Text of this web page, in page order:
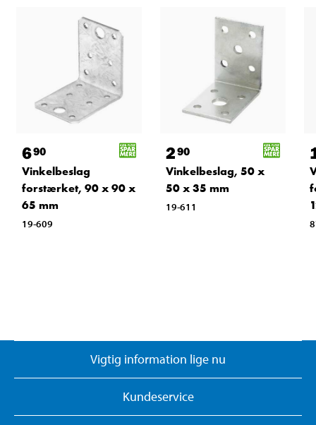
690
Vinkelbeslag
forstærket, 90 x 90 x
65 mm
19-609
290
Vinkelbeslag, 50 x
50 x 35 mm
19-611
Vigtig information lige nu
Kundeservice